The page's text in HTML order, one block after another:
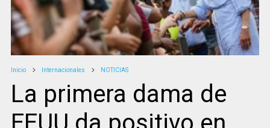
Inicio Internacionales NOTICIAS
La primera dama de